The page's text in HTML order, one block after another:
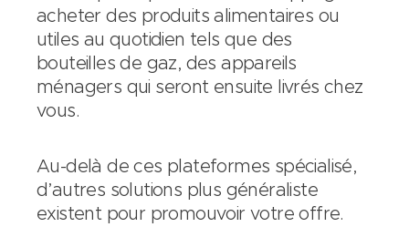
acheter des produits alimentaires ou
utiles au quotidien tels que des
bouteilles de gaz, des appareils
ménagers qui seront ensuite livrés chez
vous.
Au-delà de ces plateformes spécialisé,
d’autres solutions plus généraliste
existent pour promouvoir votre offre.